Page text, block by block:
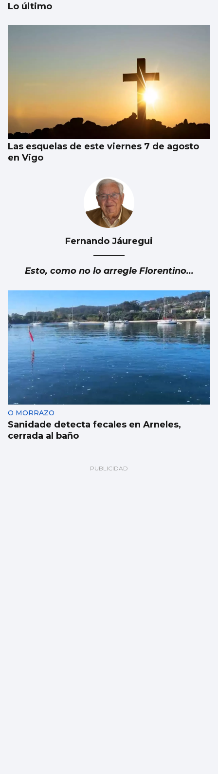
El Vaticano cerró el año 2025 con un
patrimonio neto de 2.686 millones
Lo último
Las esquelas de este viernes 7 de agosto
en Vigo
Fernando Jáuregui
Esto, como no lo arregle Florentino...
O MORRAZO
Sanidade detecta fecales en Arneles,
cerrada al baño